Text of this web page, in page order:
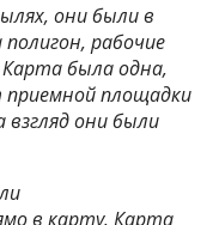
они были в
рабочие
была одна,
приемной площадки
они были
в карту. Карта